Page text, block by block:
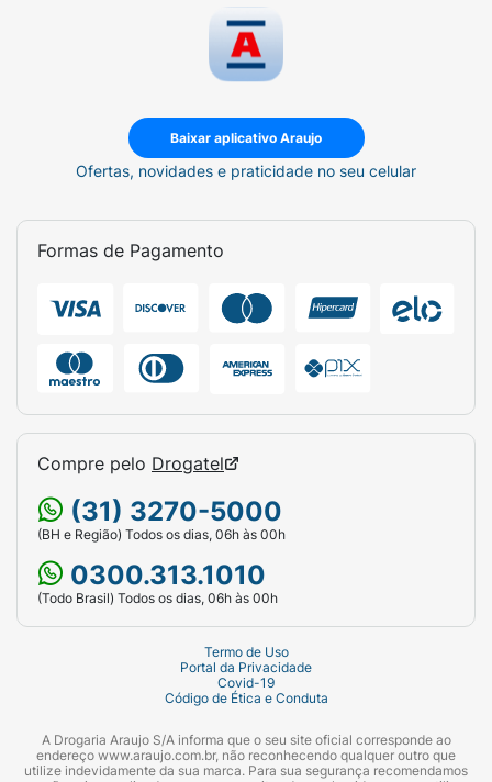
Baixar aplicativo Araujo
Ofertas, novidades e praticidade no seu celular
Formas de Pagamento
Compre pelo Drogatel
(31) 3270-5000
(BH e Região) Todos os dias, 06h às 00h
0300.313.1010
(Todo Brasil) Todos os dias, 06h às 00h
Termo de Uso
Portal da Privacidade
Covid-19
Código de Ética e Conduta
A Drogaria Araujo S/A informa que o seu site oficial corresponde ao
endereço www.araujo.com.br, não reconhecendo qualquer outro que
utilize indevidamente da sua marca. Para sua segurança recomendamos